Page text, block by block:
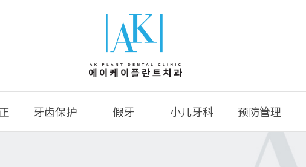
牙齿保护 假牙 小儿牙科 预防管理